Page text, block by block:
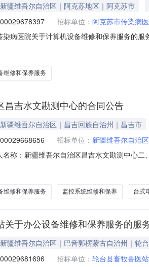
新疆维吾尔自治区｜阿克苏地区｜阿克苏市
招标单位： 阿克苏市传染病
染病医院关于计算机设备维修和保养服务的
（元）:项目所在行政区划编码:652901项目
维修和保养服务
昌吉水文勘测中心的合同公告
新疆维吾尔自治区｜昌吉回族自治州｜昌吉市
招标单位： 新疆维吾尔自治
名称：新疆维吾尔自治区昌吉水文勘测中心
电脑、笔记本电脑、监控系统、电子屏幕等
维修和保养服务 监控系统维修和保养 台式
关于办公设备维修和保养服务的服
新疆维吾尔自治区｜巴音郭楞蒙古自治州｜轮
招标单位： 轮台县畜牧兽医站